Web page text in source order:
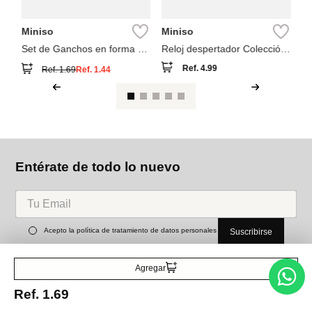
Agregar
Ref. 1.69
Miniso
Set de Ganchos en forma de
Ref.1.69Ref.1.44
Miniso
Reloj despertador Colección
Cream Rabbit
Ref.4.99
Entérate de todo lo nuevo
Acepto la política de tratamiento de datos personales Suscribirse
Categorías